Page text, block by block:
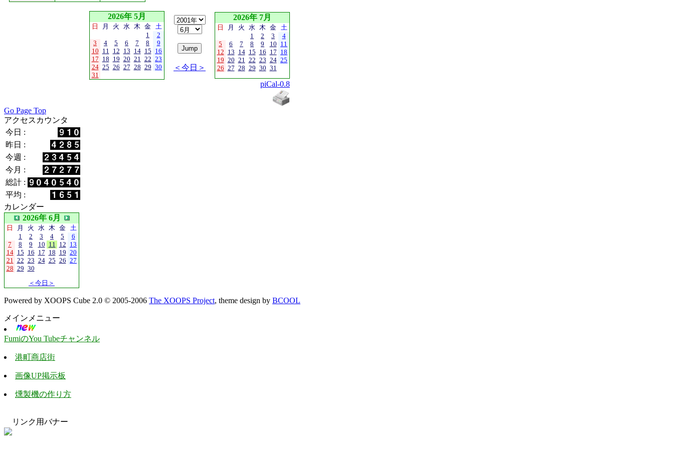
2026年 5月
日 月 火 水 木 金 土
1
2
3
4 5 6 7 8
9
10 11 12 13 14 15 16
17 18 19 20 21 22 23
24 25 26 27 28 29 30
31
＜今日＞
2026年 7月
日 月 火 水 木 金 土
1
2 3
4
5
6 7 8 9 10 11
12 13 14 15 16 17 18
19 20 21 22 23 24 25
26 27 28 29 30 31
piCal-0.8
Go Page Top
アクセスカウンタ
今日 :
昨日 :
今週 :
今月 :
総計 :
平均 :
カレンダー
2026年 6月
日 月 火 水 木 金 土
1
2 3 4 5
6
7
8 9 10 11 12 13
14 15 16 17 18 19 20
21 22 23 24 25 26 27
28 29 30
＜今日＞
Powered by XOOPS Cube 2.0 © 2005-2006 The XOOPS Project, theme design by BCOOL
メインメニュー
FumiのYou Tubeチャンネル
港町商店街
画像UP掲示板
燻製機の作り方
リンク用バナー